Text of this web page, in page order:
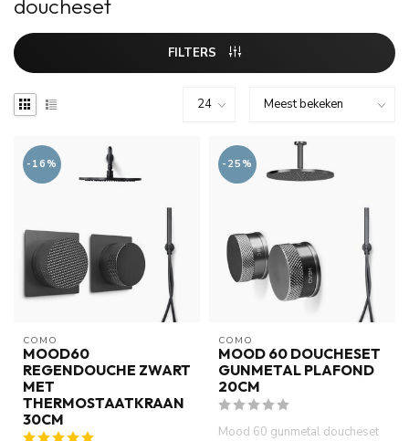
doucheset
FILTERS
-16%
COMO
MOOD60
REGENDOUCHE ZWART
MET
THERMOSTAATKRAAN
30CM
-25%
COMO
MOOD 60 DOUCHESET
GUNMETAL PLAFOND
20CM
Mood 60 gunmetal doucheset